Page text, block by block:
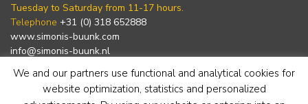
Tuesday to Saturday from 11-17 hours.
Telephone +31 (0) 318 652888
www.simonis-buunk.com
info@simonis-buunk.nl
subscribe to newsletter
We and our partners use functional and analytical cookies for
website optimization, statistics and personalized